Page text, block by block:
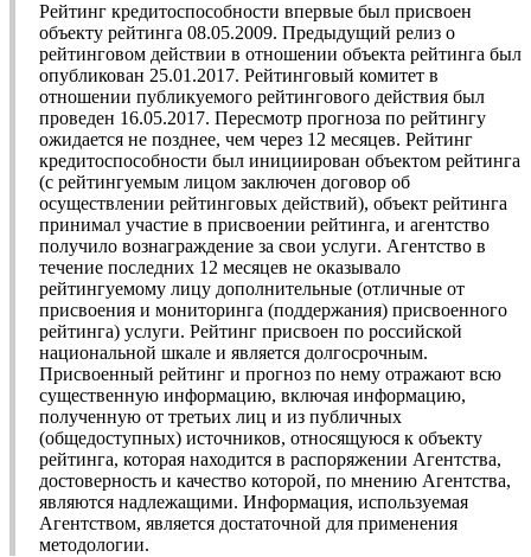
Рейтинг кредитоспособности впервые был присвоен
объекту рейтинга 08.05.2009. Предыдущий релиз о
рейтинговом действии в отношении объекта рейтинга был
опубликован 25.01.2017. Рейтинговый комитет в
отношении публикуемого рейтингового действия был
проведен 16.05.2017. Пересмотр прогноза по рейтингу
ожидается не позднее, чем через 12 месяцев. Рейтинг
кредитоспособности был инициирован объектом рейтинга
(с рейтингуемым лицом заключен договор об
осуществлении рейтинговых действий), объект рейтинга
принимал участие в присвоении рейтинга, и агентство
получило вознаграждение за свои услуги. Агентство в
течение последних 12 месяцев не оказывало
рейтингуемому лицу дополнительные (отличные от
присвоения и мониторинга (поддержания) присвоенного
рейтинга) услуги. Рейтинг присвоен по российской
национальной шкале и является долгосрочным.
Присвоенный рейтинг и прогноз по нему отражают всю
существенную информацию, включая информацию,
полученную от третьих лиц и из публичных
(общедоступных) источников, относящуюся к объекту
рейтинга, которая находится в распоряжении Агентства,
достоверность и качество которой, по мнению Агентства,
являются надлежащими. Информация, используемая
Агентством, является достаточной для применения
методологии.